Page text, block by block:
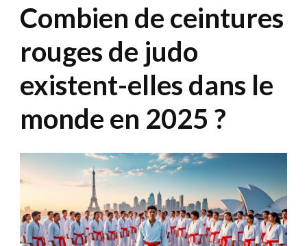
Combien de ceintures
rouges de judo
existent-elles dans le
monde en 2025 ?